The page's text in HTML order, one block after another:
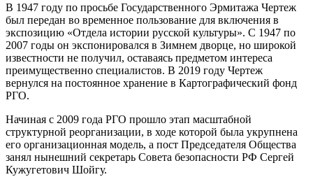
В 1947 году по просьбе Государственного Эрмитажа Чертеж
был передан во временное пользование для включения в
экспозицию «Отдела истории русской культуры». С 1947 по
2007 годы он экспонировался в Зимнем дворце, но широкой
известности не получил, оставаясь предметом интереса
преимущественно специалистов. В 2019 году Чертеж
вернулся на постоянное хранение в Картографический фонд
РГО.
Начиная с 2009 года РГО прошло этап масштабной
структурной реорганизации, в ходе которой была укрупнена
его организационная модель, а пост Председателя Общества
занял нынешний секретарь Совета безопасности РФ Сергей
Кужугетович Шойгу.